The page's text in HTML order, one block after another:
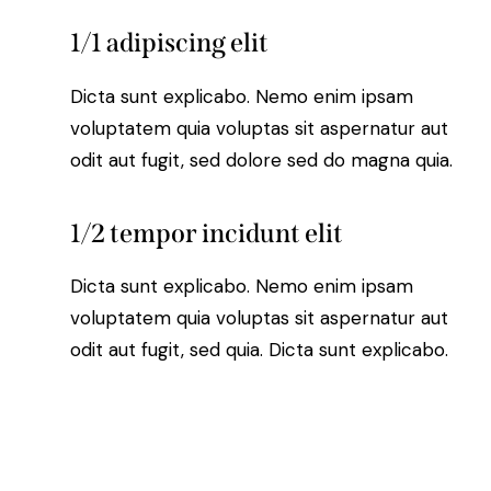
1/1 adipiscing elit
Dicta sunt explicabo. Nemo enim ipsam
voluptatem quia voluptas sit aspernatur aut
odit aut fugit, sed dolore sed do magna quia.
1/2 tempor incidunt elit
Dicta sunt explicabo. Nemo enim ipsam
voluptatem quia voluptas sit aspernatur aut
odit aut fugit, sed quia. Dicta sunt explicabo.